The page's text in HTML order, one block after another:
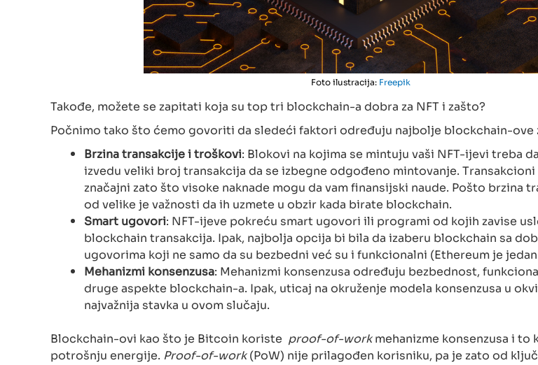
Foto ilustracija: Freepik
Takođe, možete se zapitati koja su top tri blockchain-a dobra za NFT i zašto?
Počnimo tako što ćemo govoriti da sledeći faktori određuju najbolje blockchain-ove
Brzina transakcije i troškovi: Blokovi na kojima se mintuju vaši NFT-ijevi treba
izvedu veliki broj transakcija da se izbegne odgođeno mintovanje.
značajni zato što visoke naknade mogu da vam finansijski naude. Pošto brzina
od velike je važnosti da ih uzmete u obzir kada birate blockchain.
Smart ugovori: NFT-ijeve pokreću smart ugovori ili programi od kojih zavise
blockchain transakcija. Ipak, najbolja opcija bi bila da izaberu blockchain sa
ugovorima koji ne samo da su bezbedni već su i funkcionalni (Ethereum je
Mehanizmi konsenzusa: Mehanizmi konsenzusa određuju bezbednost,
druge aspekte blockchain-a. Ipak, uticaj na okruženje modela konsenzusa u
najvažnija stavka u ovom slučaju.
Blockchain-ovi kao što je Bitcoin koriste proof-of-workmehanizme konsenzusa i to
potrošnju energije. Proof-of-work(PoW) nije prilagođen korisniku, pa je zato od